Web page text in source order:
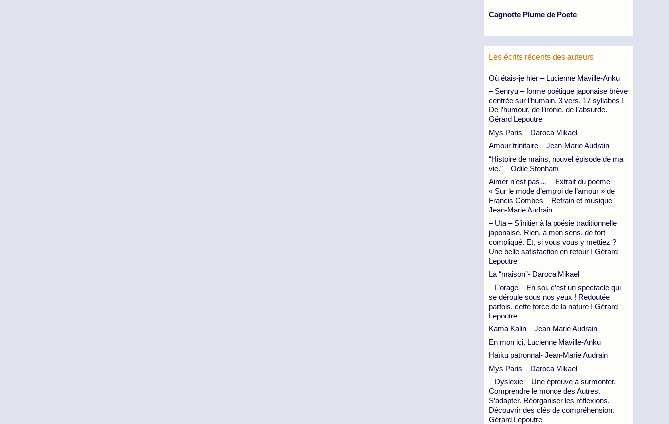
Cagnotte Plume de Poete
Les écrits récents des auteurs
Où étais-je hier – Lucienne Maville-Anku
– Senryu – forme poétique japonaise brève
centrée sur l’humain. 3 vers, 17 syllabes !
De l’humour, de l’ironie, de l’absurde.
Gérard Lepoutre
Mys Paris – Daroca Mikael
Amour trinitaire – Jean-Marie Audrain
“Histoire de mains, nouvel épisode de ma
vie.” – Odile Stonham
Aimer n’est pas… – Extrait du poème
« Sur le mode d’emploi de l’amour » de
Francis Combes – Refrain et musique
Jean-Marie Audrain
– Uta – S’initier à la poésie traditionnelle
japonaise. Rien, à mon sens, de fort
compliqué. Et, si vous vous y mettiez ?
Une belle satisfaction en retour ! Gérard
Lepoutre
La “maison”- Daroca Mikael
– L’orage – En soi, c’est un spectacle qui
se déroule sous nos yeux ! Redoutée
parfois, cette force de la nature ! Gérard
Lepoutre
Kama Kalin – Jean-Marie Audrain
En mon ici, Lucienne Maville-Anku
Haïku patronnal- Jean-Marie Audrain
Mys Paris – Daroca Mikael
– Dyslexie – Une épreuve à surmonter.
Comprendre le monde des Autres.
S’adapter. Réorganiser les réflexions.
Découvrir des clés de compréhension.
Gérard Lepoutre